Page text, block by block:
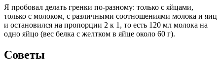
Я пробовал делать гренки по-разному: только с яйцами,
только с молоком, с различными соотношениями молока и яиц
и остановился на пропорции 2 к 1, то есть 120 мл молока на
одно яйцо (вес белка с желтком в яйце около 60 г).
Советы